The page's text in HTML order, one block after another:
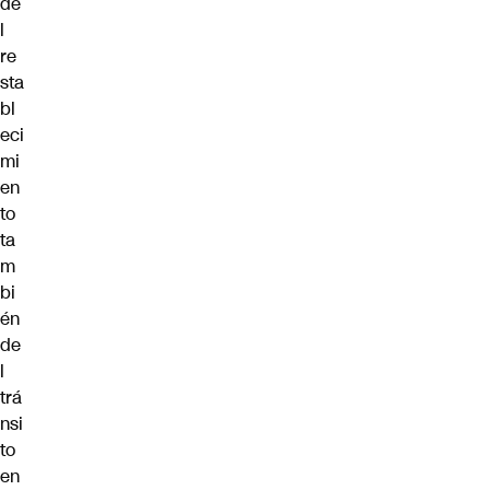
l
re
sta
bl
eci
mi
en
to
ta
m
bi
én
de
l
trá
nsi
to
en